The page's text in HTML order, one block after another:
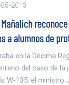
2013
a alumnos de
en la Décima
del caso de la
W-135, el ministro